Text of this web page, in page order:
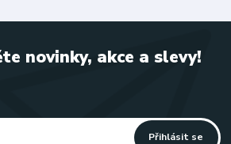
novinky, akce a slevy!
Přihlásit se